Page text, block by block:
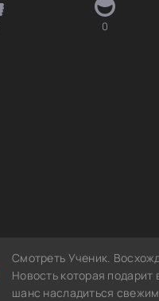
0
Смотреть Ученик.
Новость которая
шанс насладиться